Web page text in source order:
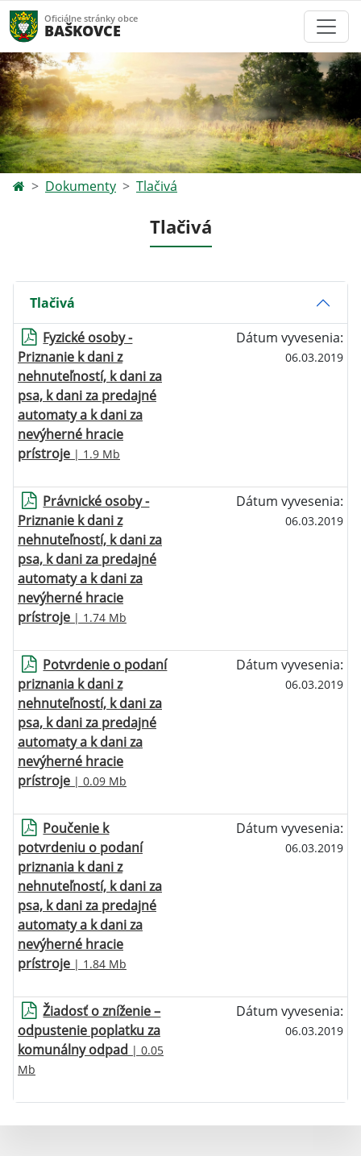
Oficiálne stránky obce
BAŠKOVCE
Dokumenty Tlačivá
Tlačivá
Tlačivá
Fyzické osoby -
Priznanie k dani z
nehnuteľností, k dani za
psa, k dani za predajné
automaty a k dani za
nevýherné hracie
prístroje | 1.9 Mb
Dátum vyvesenia:
06.03.2019
Právnické osoby -
Priznanie k dani z
nehnuteľností, k dani za
psa, k dani za predajné
automaty a k dani za
nevýherné hracie
prístroje | 1.74 Mb
Dátum vyvesenia:
06.03.2019
Potvrdenie o podaní
priznania k dani z
nehnuteľností, k dani za
psa, k dani za predajné
automaty a k dani za
nevýherné hracie
prístroje | 0.09 Mb
Dátum vyvesenia:
06.03.2019
Poučenie k
potvrdeniu o podaní
priznania k dani z
nehnuteľností, k dani za
psa, k dani za predajné
automaty a k dani za
nevýherné hracie
prístroje | 1.84 Mb
Dátum vyvesenia:
06.03.2019
Žiadosť o zníženie –
odpustenie poplatku za
komunálny odpad | 0.05
Mb
Dátum vyvesenia:
06.03.2019